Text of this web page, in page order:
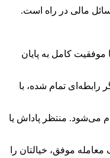
مالی در راه است.
کامل به پایان
تمام شده، با
می‌شود. منتظر پاداش یا
موفق، خیالتان را